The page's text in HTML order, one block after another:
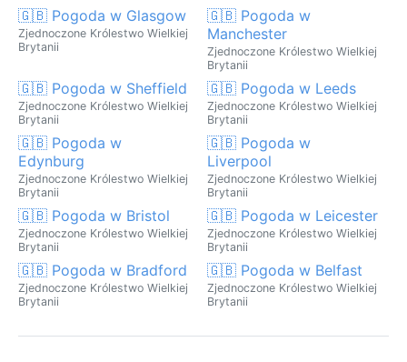
🇬🇧 Pogoda w Glasgow
Zjednoczone Królestwo Wielkiej
Brytanii
🇬🇧 Pogoda w
Manchester
Zjednoczone Królestwo Wielkiej
Brytanii
🇬🇧 Pogoda w Sheffield
Zjednoczone Królestwo Wielkiej
Brytanii
🇬🇧 Pogoda w Leeds
Zjednoczone Królestwo Wielkiej
Brytanii
🇬🇧 Pogoda w
Edynburg
Zjednoczone Królestwo Wielkiej
Brytanii
🇬🇧 Pogoda w
Liverpool
Zjednoczone Królestwo Wielkiej
Brytanii
🇬🇧 Pogoda w Bristol
Zjednoczone Królestwo Wielkiej
Brytanii
🇬🇧 Pogoda w Leicester
Zjednoczone Królestwo Wielkiej
Brytanii
🇬🇧 Pogoda w Bradford
Zjednoczone Królestwo Wielkiej
Brytanii
🇬🇧 Pogoda w Belfast
Zjednoczone Królestwo Wielkiej
Brytanii